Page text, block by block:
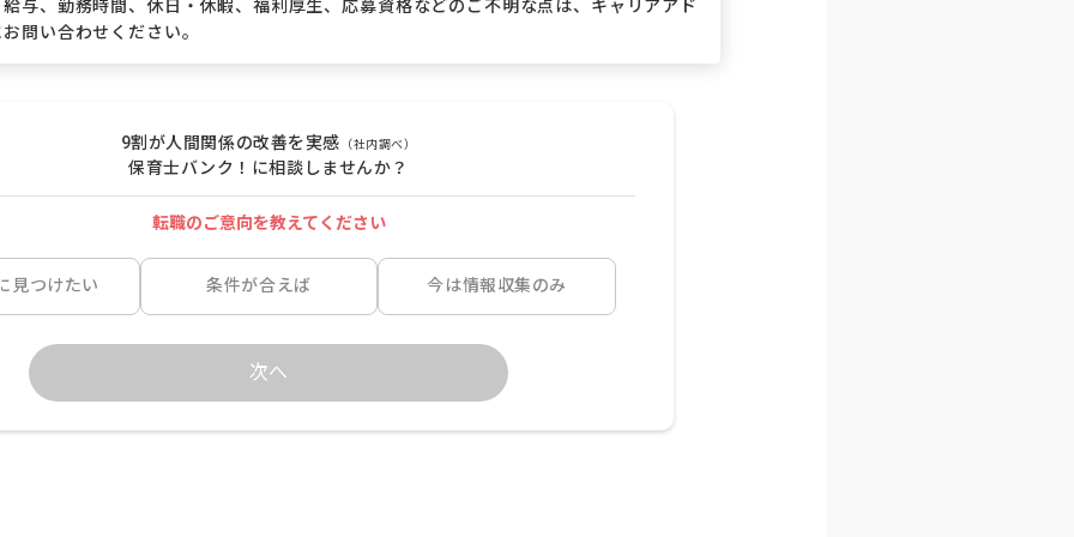
問い合わせください。
9割が人間関係の改善を実感 （社内調べ）
保育士バンク！に相談しませんか？
転職のご意向を教えてください
見つけたい 条件が合えば 今は情報収集のみ
次へ